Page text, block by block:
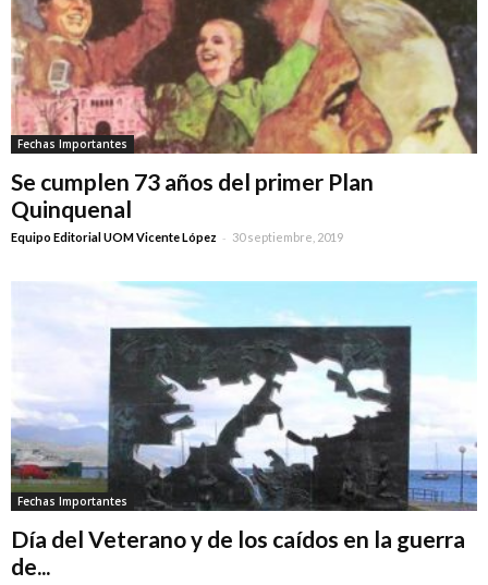
Fechas Importantes
Se cumplen 73 años del primer Plan
Quinquenal
Equipo Editorial UOM Vicente López - 30 septiembre, 2019
Fechas Importantes
Día del Veterano y de los caídos en la guerra
de...